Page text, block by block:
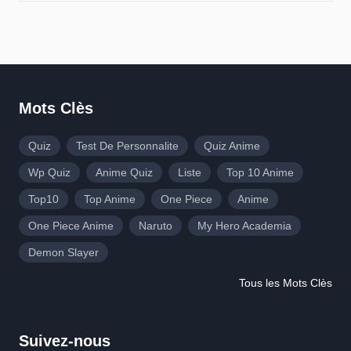
Mots Clès
Quiz Test De Personnalite Quiz Anime
Wp Quiz Anime Quiz Liste Top 10 Anime
Top10 Top Anime One Piece Anime
One Piece Anime Naruto My Hero Academia
Demon Slayer
Tous les Mots Clès
Suivez-nous